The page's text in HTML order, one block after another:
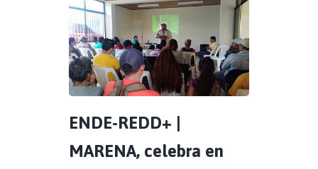
ENDE-REDD+ |
MARENA, celebra en